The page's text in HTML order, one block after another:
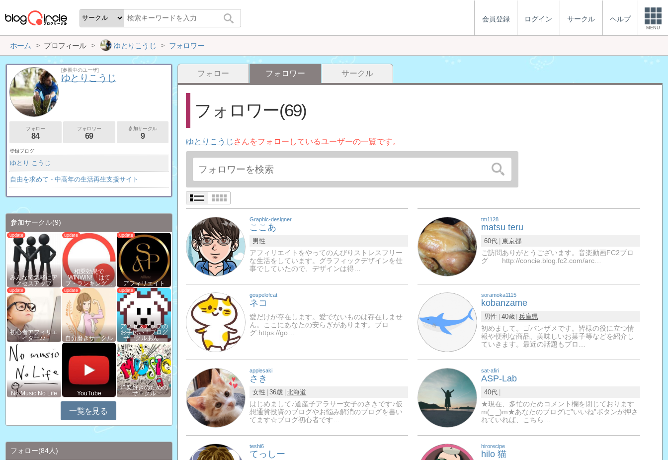
会員登録 ログイン サークル ヘルプ
MENU
ホーム プロフィール ゆとりこうじ フォロワー
フォロー フォロワー サークル
フォロワー(69)
ゆとりこうじ さんをフォローしているユーザーの一覧です。
Graphic-designer
ここあ
男性
アフィリエイトをやってのんびりストレスフリー
な生活をしています。グラフィックデザインを仕
事でしていたので、デザインは得…
tm1128
matsu teru
60代 東京都
ご訪問ありがとうございます。音楽動画FC2ブロ
グ http://concie.blog.fc2.com/arc…
gospelofcat
ネコ
愛だけが存在します。愛でないものは存在しませ
ん。ここにあなたの安らぎがあります。ブロ
グ:https://go…
soramoka1115
kobanzame
男性 40歳 兵庫県
初めまして。ゴバンザメです。皆様の役に立つ情
報や便利な商品、美味しいお菓子等などを紹介し
ていきます。最近の話題もブロ…
applesaki
さき
女性 36歳 北海道
はじめまして♪道産子アラサー女子のさきです♪仮
想通貨投資のブログやお悩み解消のブログを書い
てます☆ブログ初心者です…
sat-afiri
ASP-Lab
40代
★現在、多忙のためコメント欄を閉じております
m(_ _)m★あなたのブログに”いいね”ボタンが押さ
れていれば、こちら…
teshi6
てっしー
hirorecipe
hilo 猫
[参照中のユーザ]
ゆとりこうじ
フォロー
84
フォロワー
69
参加サークル
9
登録ブログ
ゆとり こうじ
自由を求めて - 中高年の生活再生支援サイト
参加サークル(9)
みんなで気軽にア
クセスアップ
相乗効果で
WINWIN!「はて
ブ・ランキング…
アフィリエイト
初心者アフィリエ
イター♪♪
自分磨きサークル
アクセスアップの
お手伝い！ブログ
サークルあん…
No Music No Life YouTube
洋楽好きのための
サークル
一覧を見る
フォロー(84人)